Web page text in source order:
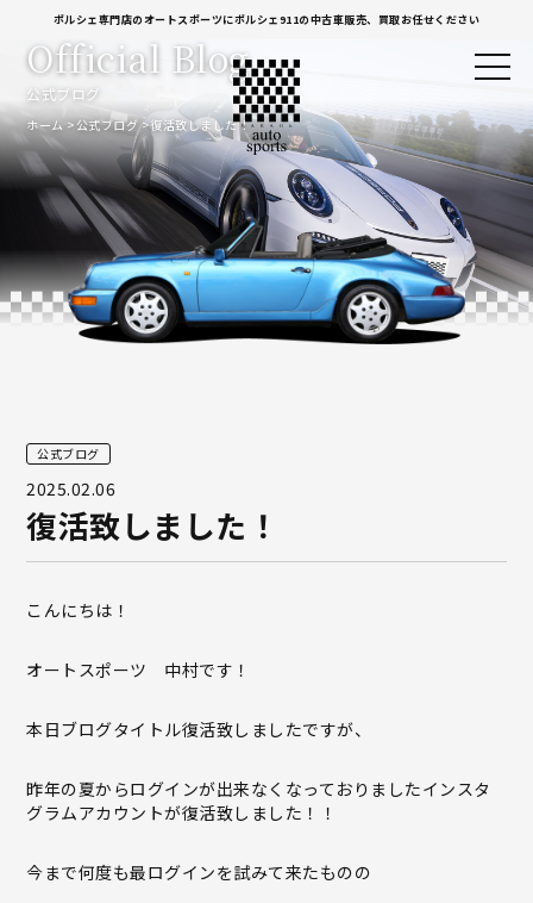
ポルシェ専門店のオートスポーツにポルシェ911の中古車販売、買取お任せください
公式ブログ
Official Blog
ホーム 公式ブログ 復活致しました！
公式ブログ
2025.02.06
復活致しました！
こんにちは！
オートスポーツ 中村です！
本日ブログタイトル復活致しましたですが、
昨年の夏からログインが出来なくなっておりましたインスタ
グラムアカウントが復活致しました！！
今まで何度も最ログインを試みて来たものの